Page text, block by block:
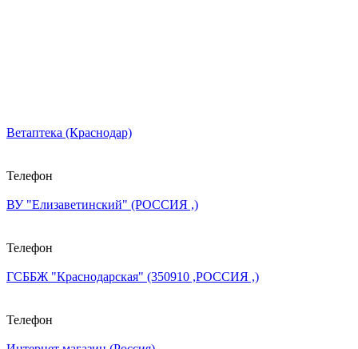
Ветаптека (Краснодар)
Телефон
ВУ "Елизаветинский" (РОССИЯ ,)
Телефон
ГСББЖ "Краснодарская" (350910 ,РОССИЯ ,)
Телефон